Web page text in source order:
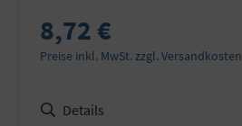
8,72 €
Preise inkl. MwSt. zzgl. Versandkosten
Details